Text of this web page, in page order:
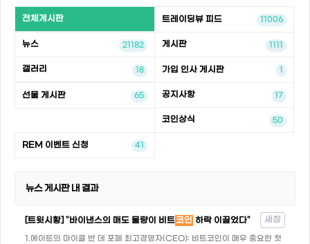
전체게시판 트레이딩뷰 피드 11006
뉴스 21182 게시판 1111
갤러리 18 가입 인사 게시판 1
선물 게시판 65 공지사항 17
코인상식 50
REM 이벤트 신청 41
뉴스 게시판 내 결과
[트윗시황] "바이낸스의 매도 물량이 비트코인 하락 이끌었다" 새창
1.에이트의 마이클 반 데 포페 최고경영자(CEO): 비트코인이 매우 중요한 첫